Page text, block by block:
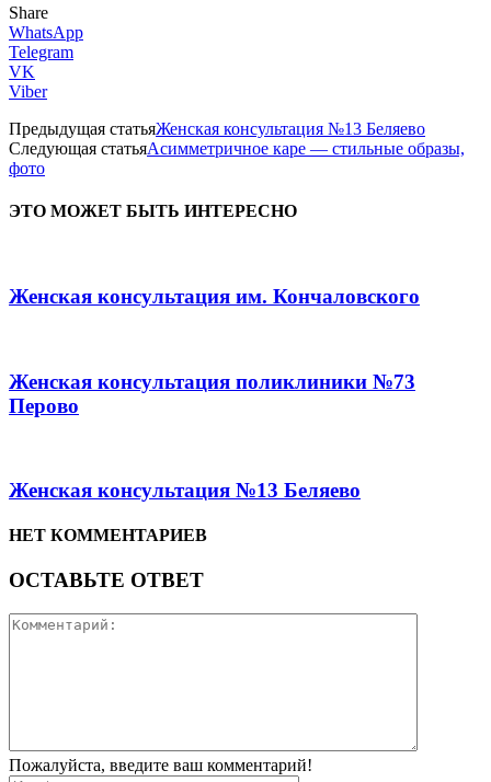
Share
WhatsApp
Telegram
VK
Viber
Предыдущая статьяЖенская консультация №13 Беляево
Следующая статьяАсимметричное каре — стильные образы,
фото
ЭТО МОЖЕТ БЫТЬ ИНТЕРЕСНО
Женская консультация им. Кончаловского
Женская консультация поликлиники №73
Перово
Женская консультация №13 Беляево
НЕТ КОММЕНТАРИЕВ
ОСТАВЬТЕ ОТВЕТ
Пожалуйста, введите ваш комментарий!